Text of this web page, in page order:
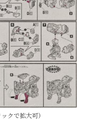
クで拡大可）